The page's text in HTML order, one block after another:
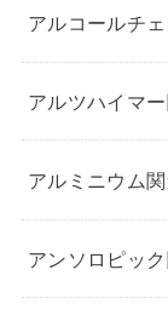
アルコールチ
アルツハイマ
アルミニウム
アンソロピッ